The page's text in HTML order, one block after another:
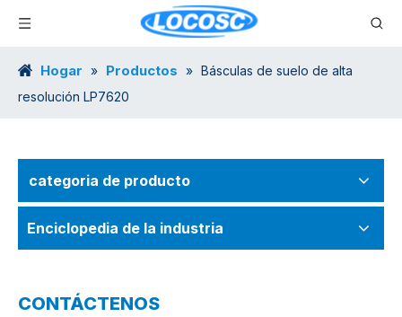
Hogar » Productos » Básculas de suelo de alta
resolución LP7620
categoria de producto
Enciclopedia de la industria
CONTÁCTENOS